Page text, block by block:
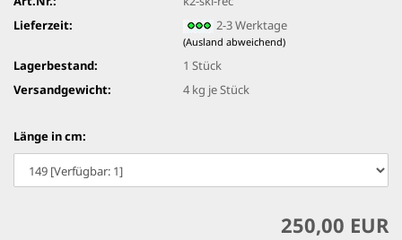
Lieferzeit:
2-3 Werktage
(Ausland abweichend)
Lagerbestand: 1 Stück
Versandgewicht:
4 kg je Stück
Länge in cm:
250,00 EUR